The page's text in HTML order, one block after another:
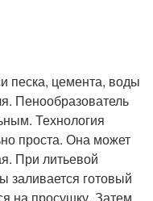
песка, цемента, воды
Пенообразователь
Технология
проста. Она может
При литьевой
заливается готовый